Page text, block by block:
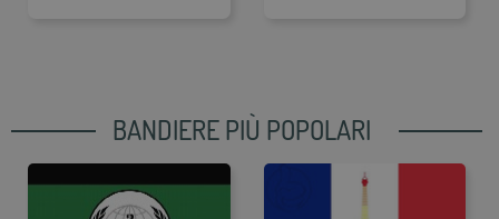
BANDIERE PIÙ POPOLARI